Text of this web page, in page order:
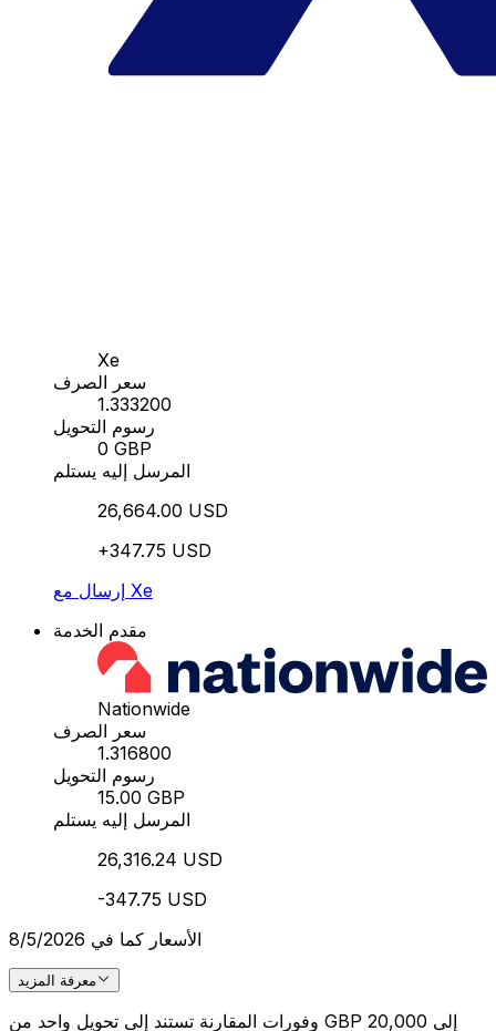
Xe
سعر الصرف
1.333200
رسوم التحويل
0 GBP
المرسل إليه يستلم
26,664.00 USD
+347.75 USD
إرسال مع Xe
مقدم الخدمة
Nationwide
سعر الصرف
1.316800
رسوم التحويل
15.00 GBP
المرسل إليه يستلم
26,316.24 USD
-347.75 USD
الأسعار كما في 8/5/2026
معرفة المزيد
وفورات المقارنة تستند إلى تحويل واحد من GBP 20,000 إلى